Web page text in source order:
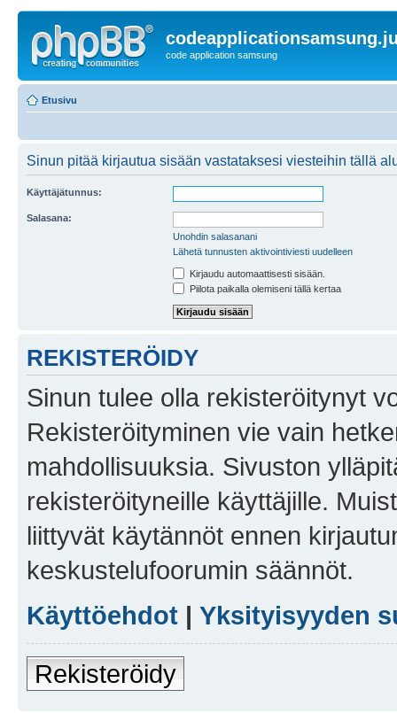
code application samsung
Etusivu
Sinun pitää kirjautua sisään vastataksesi viesteihin tällä
Käyttäjätunnus:
Salasana:
Unohdin salasanani
Lähetä tunnusten aktivointiviesti uudelleen
Kirjaudu automaattisesti sisään.
Piilota paikalla olemiseni tällä kertaa
REKISTERÖIDY
Sinun tulee olla rekisteröitynyt
Rekisteröityminen vie vain
mahdollisuuksia. Sivuston
rekisteröityneille käyttäjille.
liittyvät käytännöt ennen
keskustelufoorumin säännöt.
Käyttöehdot | Yksityisyyden
Rekisteröidy